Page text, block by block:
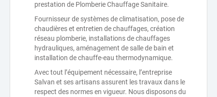
prestation de Plomberie Chauffage Sanitaire.
Fournisseur de systèmes de climatisation, pose de
chaudières et entretien de chauffages, création
réseau plomberie, installations de chauffages
hydrauliques, aménagement de salle de bain et
installation de chauffe-eau thermodynamique.
Avec tout l’équipement nécessaire, l’entreprise
Salvan et ses artisans assurent les travaux dans le
respect des normes en vigueur. Nous disposons du